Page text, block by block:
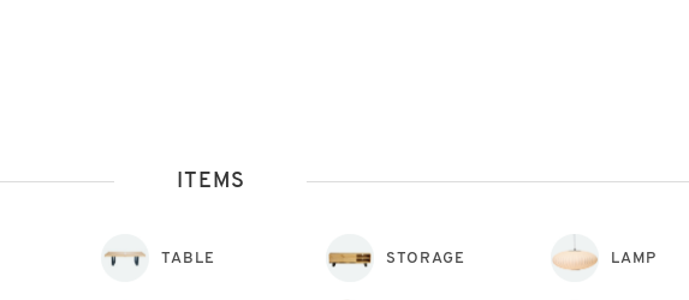
ITEMS
TABLE STORAGE LAMP